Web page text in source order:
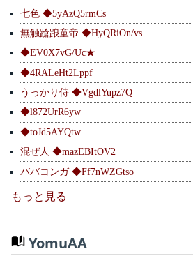
七色 ◆5yAzQ5rmCs
無触蹌踉童帝 ◆HyQRiOn/vs
◆EV0X7vG/Uc★
◆4RALeHt2Lppf
うっかり侍 ◆VgdlYupz7Q
◆l872UrR6yw
◆toJd5AYQtw
混ぜ人 ◆mazEBItOV2
ババコンガ ◆Ff7nWZGtso
もっと見る
YomuAA